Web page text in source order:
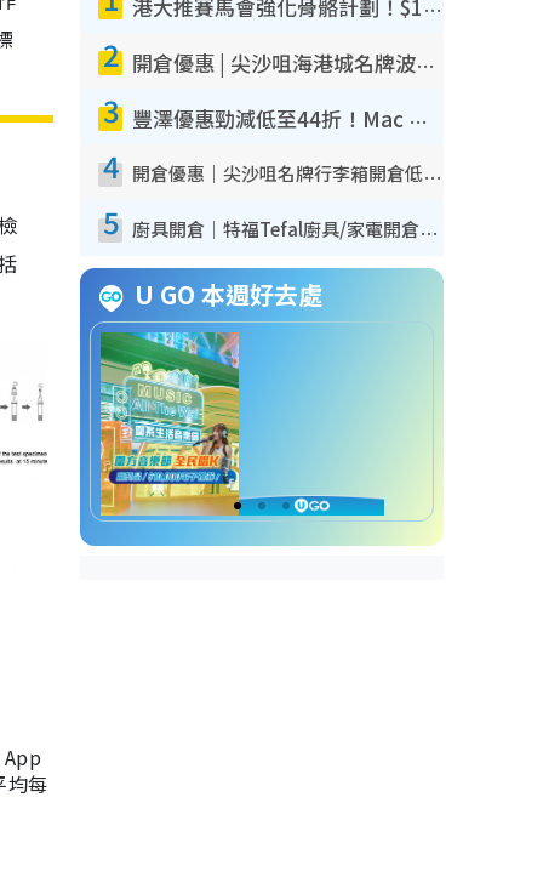
均每
港大推賽馬會強化骨骼計劃！$100骨質密度X光檢查 完成免費運動訓練送超市禮券！附參加資格
2 開倉優惠 | 尖沙咀海港城名牌波鞋開倉低至1折！On鞋$899起／Joy&Peace鞋履$98起
3 豐澤優惠勁減低至44折！Mac mini/iPhone17Pro大減價！廚房家電$220起
4 開倉優惠｜尖沙咀名牌行李箱開倉低至4折！一連5日 American Tourister/ace./Hallmark $200起！
5 廚具開倉｜特福Tefal廚具/家電開倉低至3折！$220起買平底鍋/炒鑊/湯煲！電飯煲/吸塵機/燙斗$418起
U GO 本週好去處